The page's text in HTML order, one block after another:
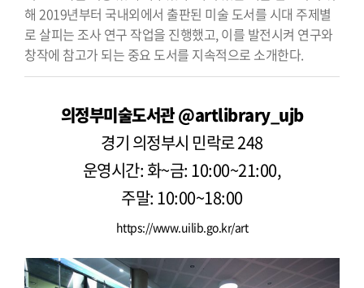
해 2019년부터 국내외에서 출판된 미술 도서를 시대 주제별
로 살피는 조사 연구 작업을 진행했고, 이를 발전시켜 연구와
창작에 참고가 되는 중요 도서를 지속적으로 소개한다.
의정부미술도서관 @artlibrary_ujb
경기 의정부시 민락로 248
운영시간: 화~금: 10:00~21:00,
주말: 10:00~18:00
https://www.uilib.go.kr/art